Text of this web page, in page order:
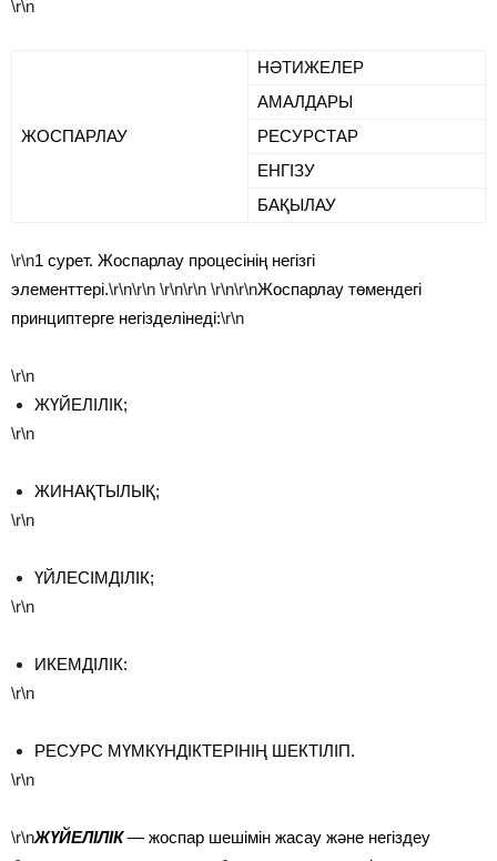
\r\n
ЖОСПАРЛАУ
НӘТИЖЕЛЕР
АМАЛДАРЫ
РЕСУРСТАР
ЕНГІЗУ
БАҚЫЛАУ
\r\n1 сурет. Жоспарлау процесінің негізгі
элементтері.\r\n\r\n \r\n\r\n \r\n\r\nЖоспарлау төмендегі
принциптерге негізделінеді:\r\n
\r\n
ЖҮЙЕЛІЛІК;
\r\n
ЖИНАҚТЫЛЫҚ;
\r\n
ҮЙЛЕСІМДІЛІК;
\r\n
ИКЕМДІЛІК:
\r\n
РЕСУРС МҮМКҮНДІКТЕРІНІҢ ШЕКТІЛІП.
\r\n
\r\nЖҮЙЕЛІЛІК— жоспар шешімін жасау және негіздеу